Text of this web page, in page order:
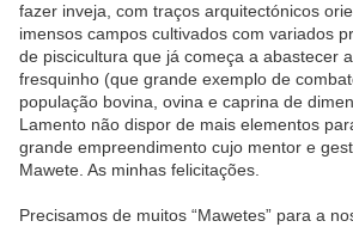
fazer inveja, com traços arquitectónicos
imensos campos cultivados com variados
de piscicultura que já começa a abastecer
fresquinho (que grande exemplo de
população bovina, ovina e caprina de
Lamento não dispor de mais elementos
grande empreendimento cujo mentor e
Mawete. As minhas felicitações.
Precisamos de muitos “Mawetes” para a